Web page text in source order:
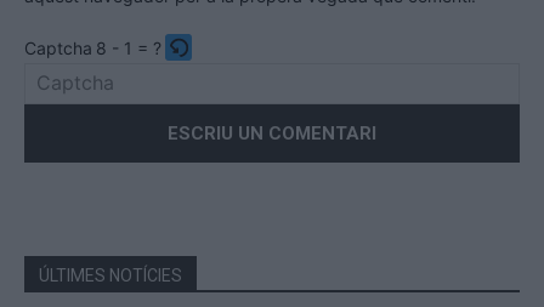
Captcha 8 - 1 = ?
the
the
CAPTCHA
ÚLTIMES NOTÍCIES